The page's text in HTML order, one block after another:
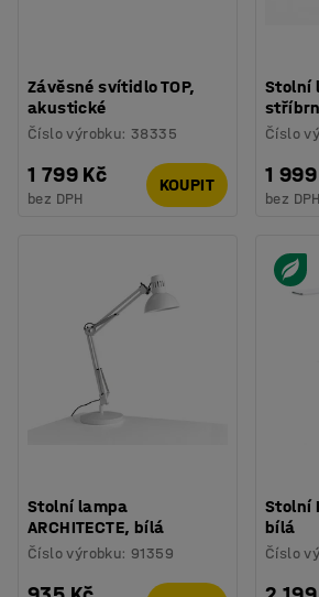
Závěsné svítidlo TOP,
akustické
Číslo výrobku:38335
1 799 Kč
bez DPH
KOUPIT
Stolní
Číslo
1
bez DPH
Stolní lampa
ARCHITECTE, bílá
Číslo výrobku: 91359
Stolní
bílá
Číslo